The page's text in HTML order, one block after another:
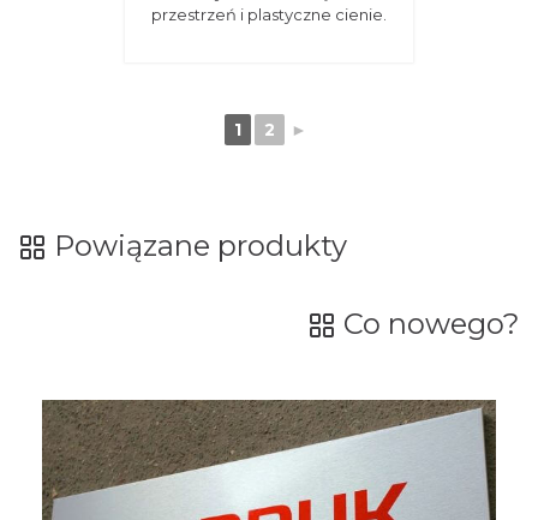
przestrzeń i plastyczne cienie.
1 2 ►
Powiązane produkty
Co nowego?